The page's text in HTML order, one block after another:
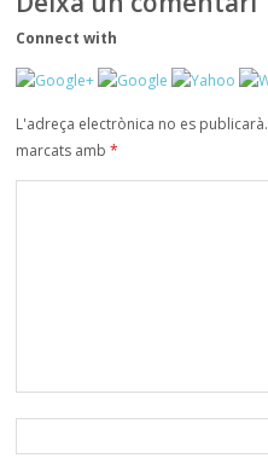
Connect with
L'adreça electrònica no es publicarà.
marcats amb*